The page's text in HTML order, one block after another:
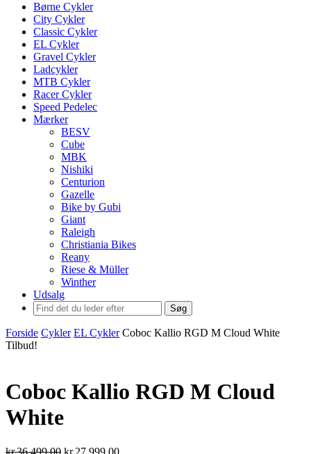
Børne Cykler
City Cykler
Classic Cykler
EL Cykler
Gravel Cykler
Ladcykler
MTB Cykler
Racer Cykler
Speed Pedelec
Mærker
BESV
Cube
MBK
Nishiki
Centurion
Gazelle
Bike by Gubi
Giant
Raleigh
Christiania Bikes
Reany
Riese & Müller
Winther
Udsalg
Søg
Forside Cykler EL Cykler Coboc Kallio RGD M Cloud White
Tilbud!
Coboc Kallio RGD M Cloud
White
kr.36.499,00 Den
kr.27.999,00Den